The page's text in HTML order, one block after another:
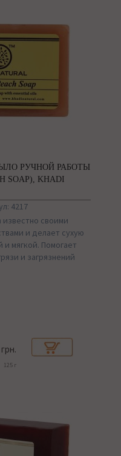
РУЧНОЙ РАБОТЫ
SOAP), KHADI
4217
своими
и делает сухую
и мягкой. Помогает
и загрязнений
125 г